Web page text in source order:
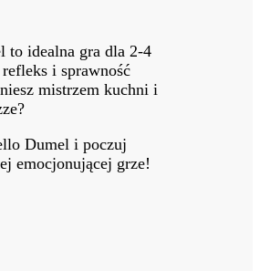
to idealna gra dla 2-4
i sprawność
mistrzem kuchni i
Dumel i poczuj
emocjonującej grze!